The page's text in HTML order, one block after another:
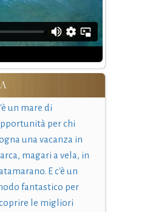
un mare di
per chi
una vacanza in
magari a vela, in
E c'è un
fantastico per
le migliori